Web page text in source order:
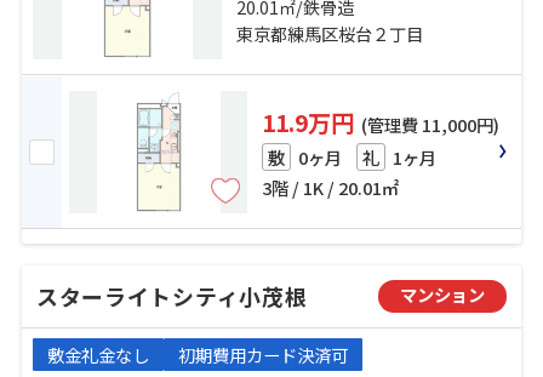
都心線「氷川台」駅 徒歩12分
20.01㎡/鉄骨造
東京都練馬区桜台２丁目
11.9万円 (管理費 11,000円)
敷 0ヶ月 礼 1ヶ月
3階 / 1K / 20.01㎡
スターライトシティ小茂根 マンション
敷金礼金なし 初期費用カード決済可